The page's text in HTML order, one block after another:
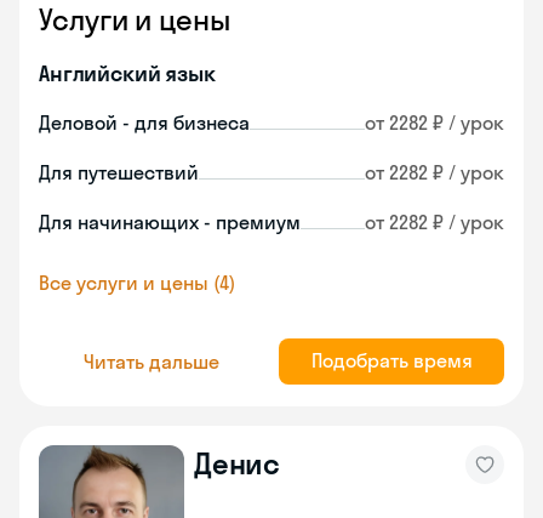
Услуги и цены
Английский язык
Деловой - для бизнеса от 2282 ₽ / урок
Для путешествий от 2282 ₽ / урок
Для начинающих - премиум от 2282 ₽ / урок
Все услуги и цены (4)
Читать дальше Подобрать время
Денис